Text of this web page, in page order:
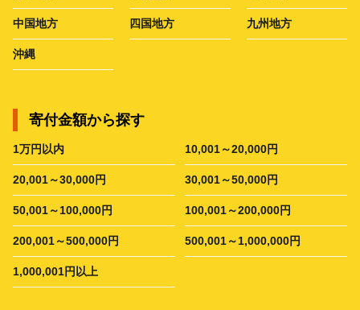
中国地方 四国地方 九州地方
沖縄
寄付金額から探す
1万円以内 10,001～20,000円
20,001～30,000円 30,001～50,000円
50,001～100,000円 100,001～200,000円
200,001～500,000円 500,001～1,000,000円
1,000,001円以上